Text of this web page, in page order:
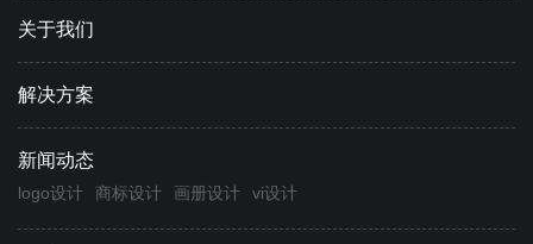
关于我们
解决方案
新闻动态
logo设计 商标设计 画册设计 vi设计